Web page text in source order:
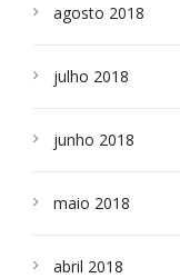
agosto 2018
julho 2018
junho 2018
maio 2018
abril 2018